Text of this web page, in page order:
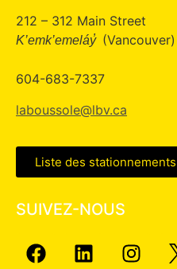
212 – 312 Main Street
K’emk’emeláy̓
604-683-7337
laboussole@lbv.ca
Liste des
SUIVEZ-NOUS